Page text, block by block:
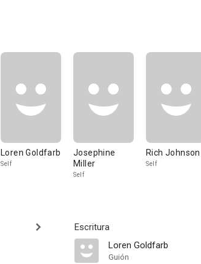
Loren Goldfarb
Self
Josephine
Miller
Self
Rich Johnson
Self
Escritura
Loren Goldfarb
Guión